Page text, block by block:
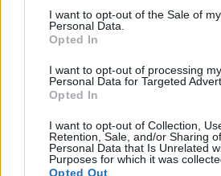
consent section.
I want to opt-out of the Sale of my
Personal Data.
Opted In
I want to opt-out of processing my
Personal Data for Targeted
Opted In
I want to opt-out of Collection,
Retention, Sale, and/or Sharing
Personal Data that Is Unrelated
Purposes for which it was
Opted Out
ISKOLAKEZDÉSI TÁMOGATÁS,
IGÉNYELNI